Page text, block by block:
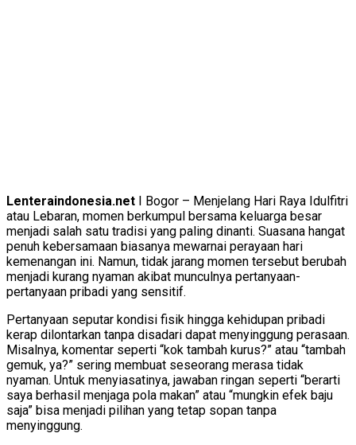
Lenteraindonesia.net I Bogor – Menjelang Hari Raya Idulfitri
atau Lebaran, momen berkumpul bersama keluarga besar
menjadi salah satu tradisi yang paling dinanti. Suasana hangat
penuh kebersamaan biasanya mewarnai perayaan hari
kemenangan ini. Namun, tidak jarang momen tersebut berubah
menjadi kurang nyaman akibat munculnya pertanyaan-
pertanyaan pribadi yang sensitif.
Pertanyaan seputar kondisi fisik hingga kehidupan pribadi
kerap dilontarkan tanpa disadari dapat menyinggung perasaan.
Misalnya, komentar seperti “kok tambah kurus?” atau “tambah
gemuk, ya?” sering membuat seseorang merasa tidak
nyaman. Untuk menyiasatinya, jawaban ringan seperti “berarti
saya berhasil menjaga pola makan” atau “mungkin efek baju
saja” bisa menjadi pilihan yang tetap sopan tanpa
menyinggung.